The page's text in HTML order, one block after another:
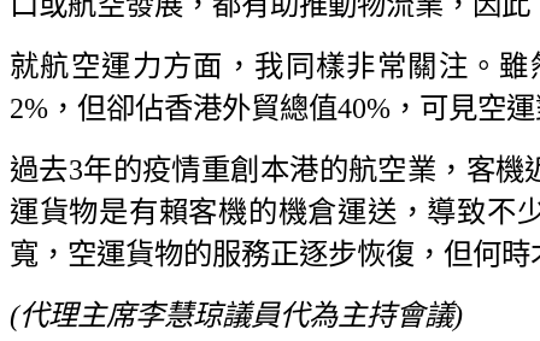
就航空運力方面，我同樣非常關注。
2%，但卻佔香港外貿總值40%，可見空
過去3年的疫情重創本港的航空業，客
運貨物是有賴客機的機倉運送，導致不
寬，空運貨物的服務正逐步恢復，但何
(代理主席李慧琼議員代為主持會議)